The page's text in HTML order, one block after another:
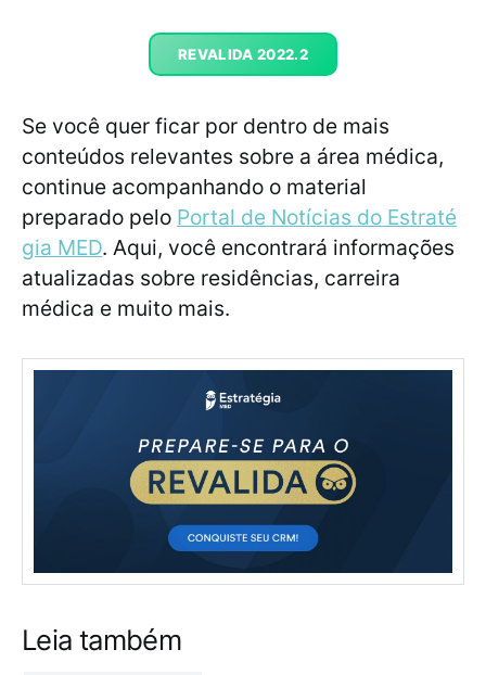
REVALIDA 2022.2
Se você quer ficar por dentro de mais
conteúdos relevantes sobre a área médica,
continue acompanhando o material
preparado pelo Portal de Notícias do Estraté
gia MED. Aqui, você encontrará informações
atualizadas sobre residências, carreira
médica e muito mais.
Leia também